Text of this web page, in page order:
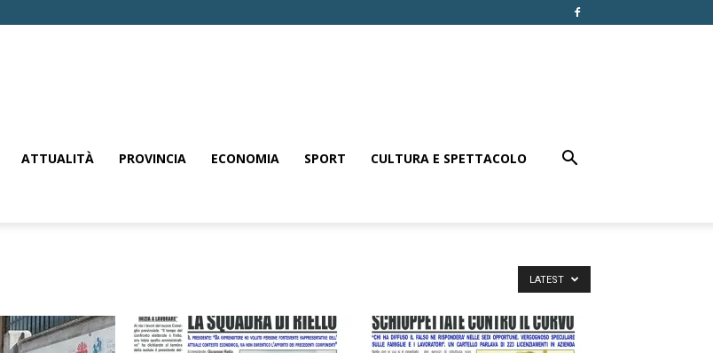
ATTUALITÀ PROVINCIA ECONOMIA SPORT CULTURA E SPETTACOLO
LATEST